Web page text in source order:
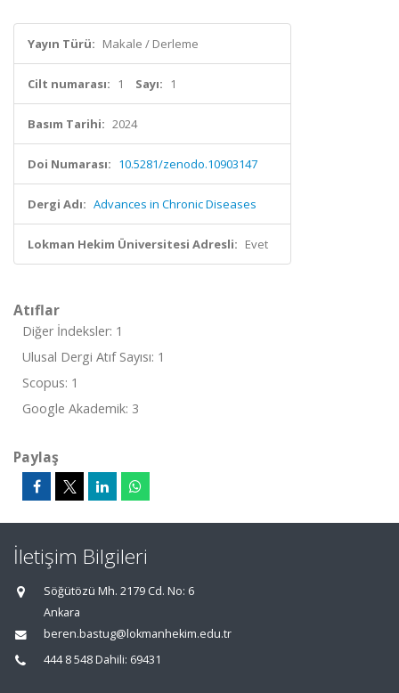
Yayın Türü: Makale / Derleme
Cilt numarası: 1 Sayı: 1
Basım Tarihi: 2024
Doi Numarası: 10.5281/zenodo.10903147
Dergi Adı: Advances in Chronic Diseases
Lokman Hekim Üniversitesi Adresli: Evet
Atıflar
Diğer İndeksler: 1
Ulusal Dergi Atıf Sayısı: 1
Scopus: 1
Google Akademik: 3
Paylaş
İletişim Bilgileri
Söğütözü Mh. 2179 Cd. No: 6
Ankara
beren.bastug@lokmanhekim.edu.tr
444 8 548 Dahili: 69431